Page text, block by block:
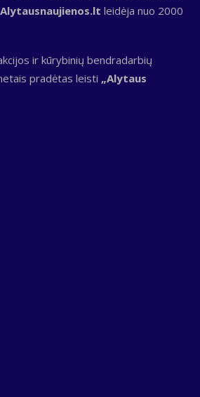
Alytausnaujienos.lt leidėja nuo 2000
ir kūrybinių bendradarbių
pradėtas leisti „Alytaus